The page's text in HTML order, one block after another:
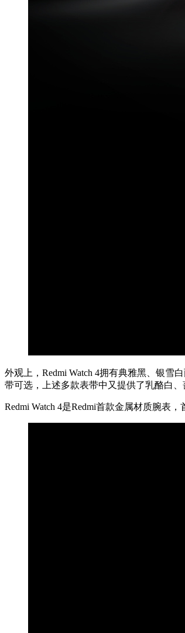
外观上，Redmi Watch 4拥有典雅黑、银雪
带可选，上述多款表带中又提供了乳酪白
Redmi Watch 4是Redmi首款金属材质腕表